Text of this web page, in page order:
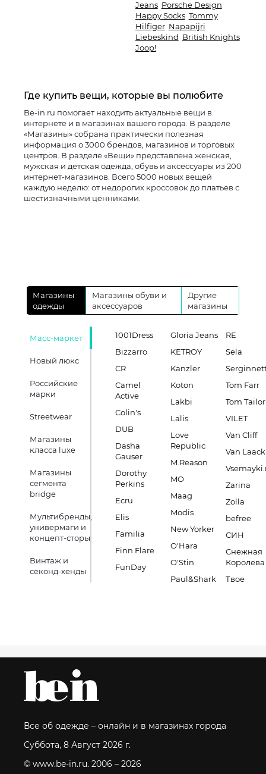
Jeans Porsche Design
Happy Socks Tommy
Hilfiger Napapijri
Liebeskind British Knights
Joop!
Где купить вещи, которые вы полюбите
Be-in.ru помогает находить актуальные вещи в
интернете и в магазинах вашего города. В разделе
«Магазины» собрана практически полезная
информация о 3000 брендов, магазинов и торговых
центров. В разделе «Вещи» представлена женская,
мужская и детская одежда, обувь и аксессуары из 200
интернет-магазинов. Всего 5000 новых вещей
каждую неделю: от недорогих кроссовок до платьев с
шестизначными ценниками.
Магазины
одежды
Магазины обуви и
аксессуаров
Другие
магазины
Масс-маркет
Новый люкс
Российские
марки
Streetwear
Магазины
класса luxe
Магазины
сегмента
bridge
Мультибренды,
универмаги и
концепт-сторы
Винтаж и
секонд-хенды
1001Dress
Bizzarro
CR
Camel
Active
Colin's
DUB
Dasha
Gauser
Dorothy
Perkins
Ecru
Elis
Familia
Finn Flare
FunDay
Gloria Jeans
KETROY
Kanzler
Koton
Lakbi
Lalis
Love
Republic
M.Reason
MO
Maag
Modis
New Yorker
O'Hara
O'Stin
Paul&Shark
RE
Sela
Tom Farr
Tom Tailor
VILET
Van Cliff
Van Laack
Zarina
Zolla
befree
СИН
Снежная
Королева
Твое
Все об одежде – онлайн и в магазинах города
Суббота, 8 Август 2026 г.
© www.be-in.ru. 2006 – 2026